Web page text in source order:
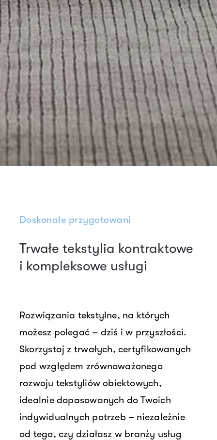
Doskonale przygotowani
Trwałe tekstylia kontraktowe
i kompleksowe usługi
Rozwiązania tekstylne, na których
możesz polegać – dziś i w przyszłości.
Skorzystaj z trwałych, certyfikowanych
pod względem zrównoważonego
rozwoju tekstyliów obiektowych,
idealnie dopasowanych do Twoich
indywidualnych potrzeb – niezależnie
od tego, czy działasz w branży usług